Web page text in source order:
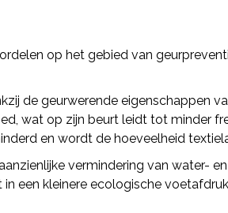
op het gebied van
de geurwerende eigenschappen
wat op zijn beurt leidt tot minder
en wordt de hoeveelheid
vermindering van water-
een kleinere ecologische